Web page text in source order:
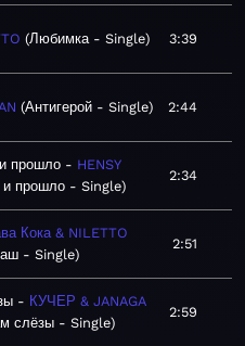
Любимка - Single 3:39
Антигерой - Single 2:44
прошло
HENSY
прошло - Single
2:34
Кока & NILETTO
- Single
2:51
КУЧЕР & JANAGA
слёзы - Single
2:59